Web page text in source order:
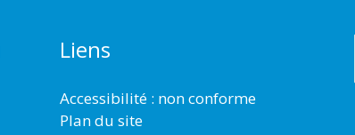
Liens
Accessibilité : non conforme
Plan du site